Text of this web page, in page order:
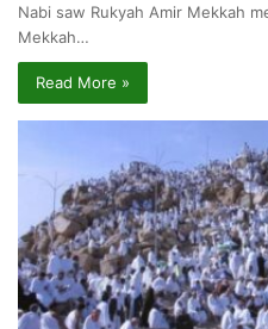
Nabi saw Rukyah Amir Mekkah
Mekkah…
Read More »